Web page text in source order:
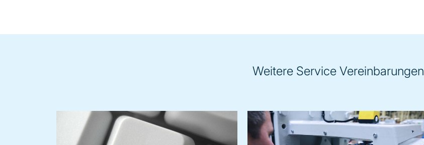
Weitere Service Vereinbarungen